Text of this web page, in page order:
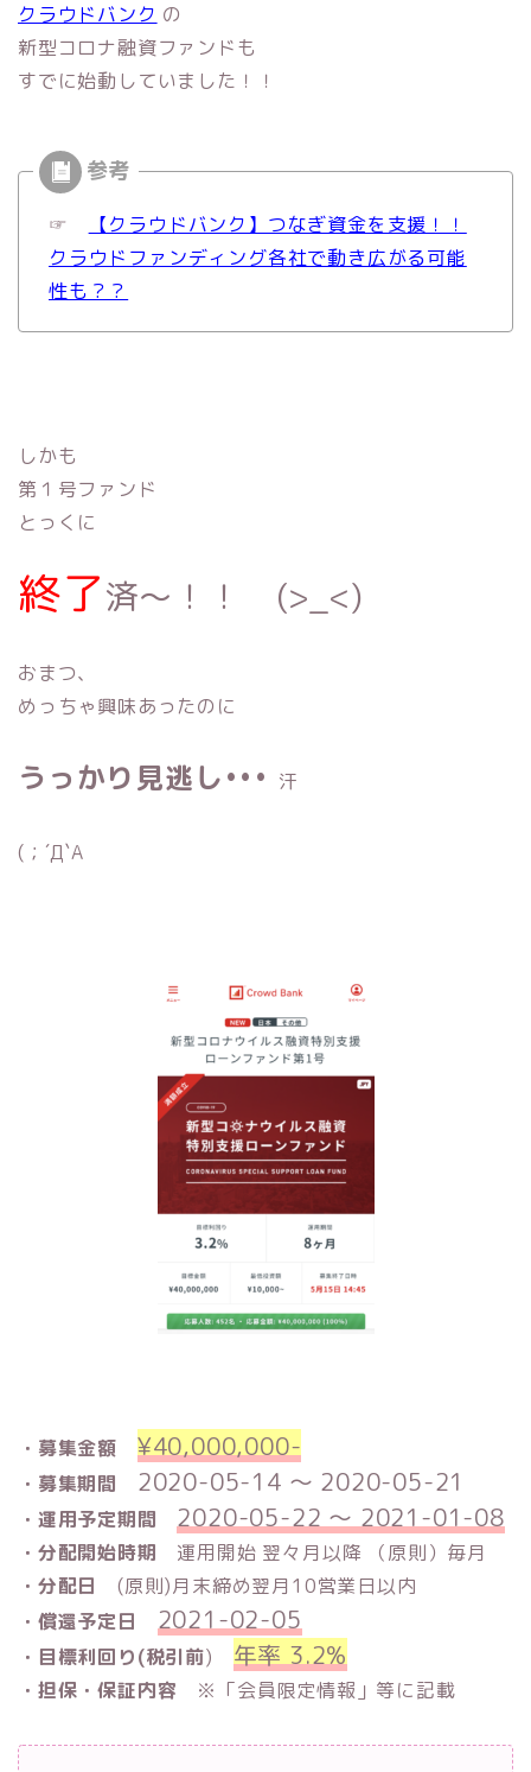
クラウドバンク の
新型コロナ融資ファンドも
すでに始動していました！！
☞
【クラウドバンク】つなぎ資金を支援！！
クラウドファンディング各社で動き広がる可能
性も？？
しかも
第１号ファンド
とっくに
終了済〜！！ (>_<)
おまつ、
めっちゃ興味あったのに
うっかり見逃し••• 汗
(；´Д`A
・募集金額 ¥40,000,000-
・募集期間 2020-05-14 〜 2020-05-21
・運用予定期間 2020-05-22 〜 2021-01-08
・ 分配開始時期 運用開始 翌々月以降 （原則）毎月
・分配日 (原則)月末締め翌月10営業日以内
・償還予定日 2021-02-05
・目標利回り(税引前) 年率 3.2%
・担保・保証内容 ※「会員限定情報」等に記載